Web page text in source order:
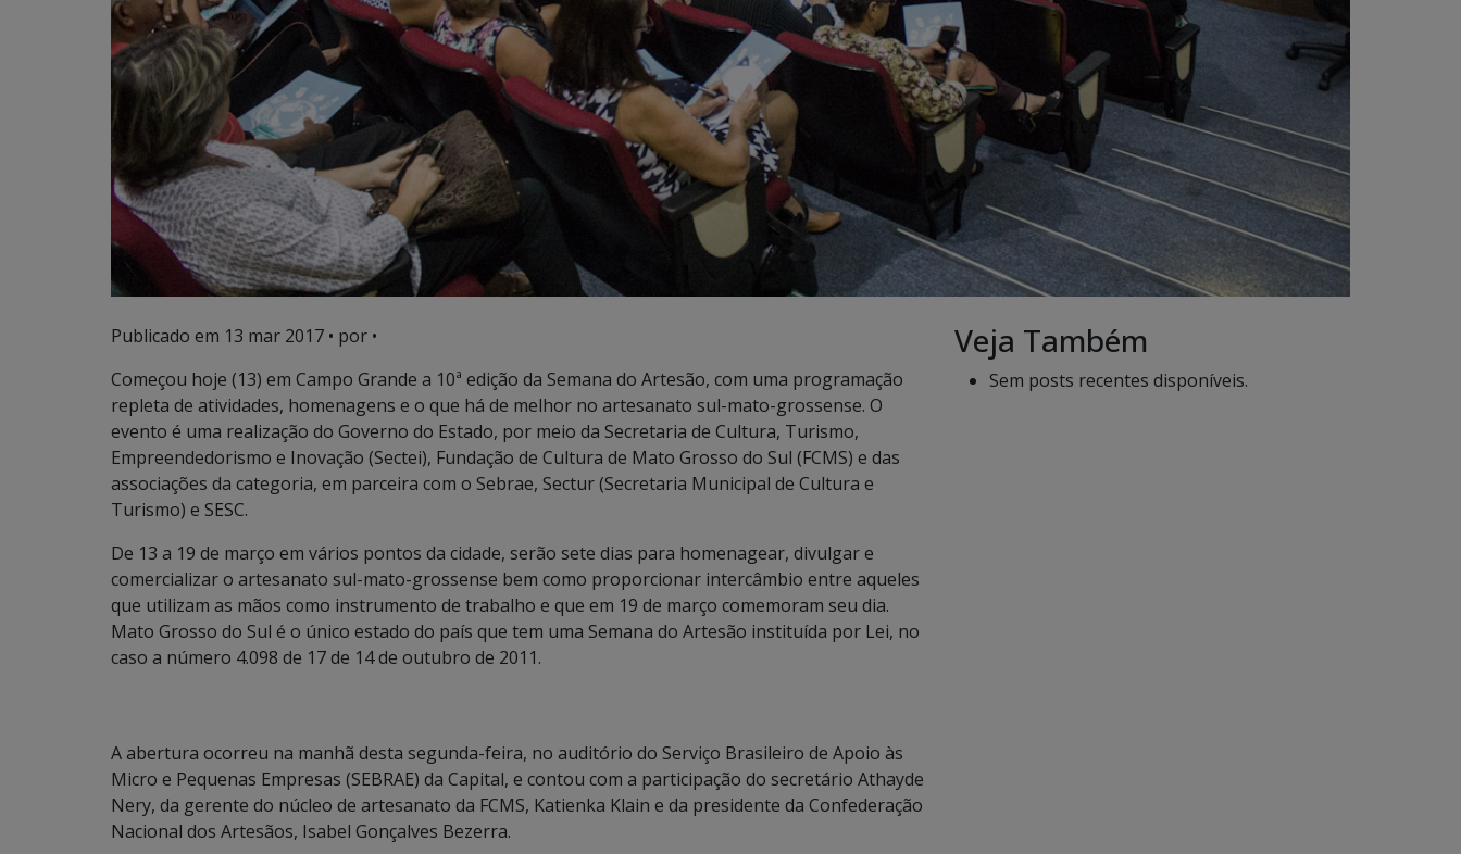
Publicado em 13 mar 2017 • por •
Começou hoje (13) em Campo Grande a 10ª edição da Semana do Artesão, com uma programação
repleta de atividades, homenagens e o que há de melhor no artesanato sul-mato-grossense. O
evento é uma realização do Governo do Estado, por meio da Secretaria de Cultura, Turismo,
Empreendedorismo e Inovação (Sectei), Fundação de Cultura de Mato Grosso do Sul (FCMS) e das
associações da categoria, em parceira com o Sebrae, Sectur (Secretaria Municipal de Cultura e
Turismo) e SESC.
De 13 a 19 de março em vários pontos da cidade, serão sete dias para homenagear, divulgar e
comercializar o artesanato sul-mato-grossense bem como proporcionar intercâmbio entre aqueles
que utilizam as mãos como instrumento de trabalho e que em 19 de março comemoram seu dia.
Mato Grosso do Sul é o único estado do país que tem uma Semana do Artesão instituída por Lei, no
caso a número 4.098 de 17 de 14 de outubro de 2011.
A abertura ocorreu na manhã desta segunda-feira, no auditório do Serviço Brasileiro de Apoio às
Micro e Pequenas Empresas (SEBRAE) da Capital, e contou com a participação do secretário Athayde
Nery, da gerente do núcleo de artesanato da FCMS, Katienka Klain e da presidente da Confederação
Nacional dos Artesãos, Isabel Gonçalves Bezerra.
Veja Também
Sem posts recentes disponíveis.